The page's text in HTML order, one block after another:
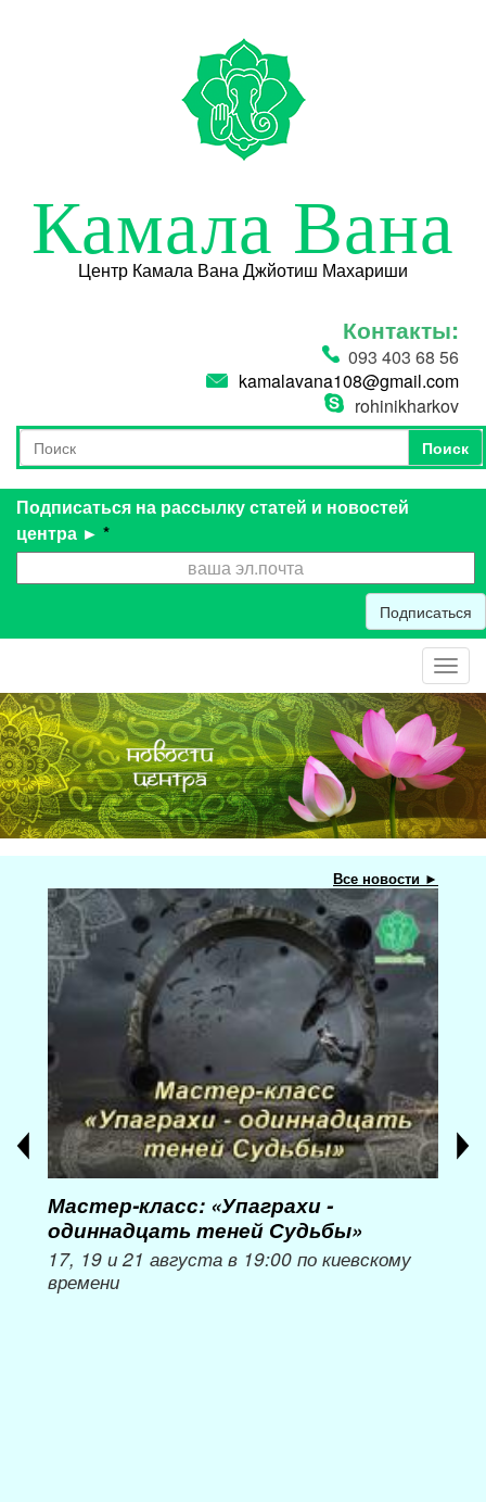
Камала Вана
Центр Камала Вана Джйотиш Махариши
Контакты:
093 403 68 56
kamalavana108@gmail.com
rohinikharkov
Форма поиска
Поиск
Поиск
Подписаться на рассылку статей и новостей
центра ► *
Подписаться
Все новости ►
Мастер-класс: «Упаграхи -
одиннадцать теней Судьбы»
17, 19 и 21 августа в 19:00 по киевскому
времени